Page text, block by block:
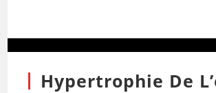
Hypertrophie De